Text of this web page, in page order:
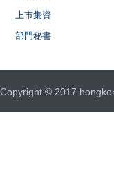
上市集資
部門秘書
Copyright © 2017